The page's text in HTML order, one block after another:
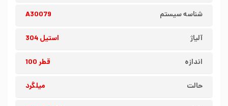
شناسه سیستم A30079
آلیاژ استیل 304
اندازه قطر 100
حالت میلگرد